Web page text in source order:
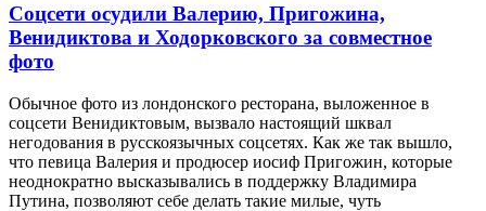
Соцсети осудили Валерию, Пригожина,
Венидиктова и Ходорковского за совместное
фото
Обычное фото из лондонского ресторана, выложенное в
соцсети Венидиктовым, вызвало настоящий шквал
негодования в русскоязычных соцсетях. Как же так вышло,
что певица Валерия и продюсер иосиф Пригожин, которые
неоднократно высказывались в поддержку Владимира
Путина, позволяют себе делать такие милые, чуть